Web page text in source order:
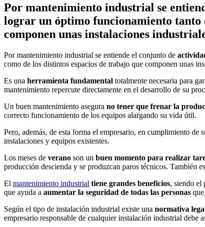
Por mantenimiento industrial se
lograr un óptimo funcionamiento tanto
componen unas instalaciones
Por mantenimiento industrial se entiende el conjunto de
como de los distintos espacios de trabajo que componen unas
Es una herramienta fundamental totalmente necesaria para
mantenimiento repercute directamente en el desarrollo de su
Un buen mantenimiento asegura no tener que frenar la
correcto funcionamiento de los equipos alargando su vida útil.
Pero, además, de esta forma el empresario, en cumplimiento de
instalaciones y equipos existentes.
Los meses de verano son un buen momento para realizar
producción descienda y se produzcan paros técnicos. También
El mantenimiento industrial tiene grandes beneficios, siendo el
que ayuda a aumentar la seguridad de todas las personas
Según el tipo de instalación industrial existe una normativa
empresario responsable de cualquier instalación industrial debe